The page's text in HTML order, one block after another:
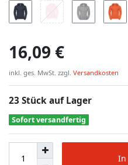
16,09 €
inkl. ges. MwSt. zzgl. Versandkosten
23 Stück auf Lager
Sofort versandfertig
In